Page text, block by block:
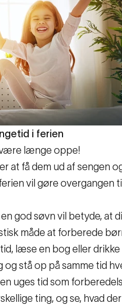
i ferien
være længe oppe!
at få dem ud af sengen
vil gøre
god søvn vil betyde, at
måde at forberede
læse en bog eller
og stå op på samme tid
uges tid som
ting, og se, hvad